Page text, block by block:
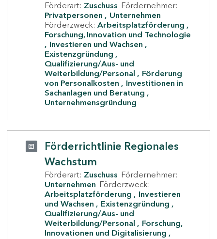
Förderart: Zuschuss Fördernehmer:
Privatpersonen
Unternehmen
Förderzweck: Arbeitsplatzförderung
Forschung, Innovation und Technologie
Investieren und Wachsen
Existenzgründung
Qualifizierung/Aus- und
Weiterbildung/Personal
Förderung
von Personalkosten
Investitionen in
Sachanlagen und Beratung
Unternehmensgründung
Förderrichtlinie Regionales
Wachstum
Förderart: Zuschuss Fördernehmer:
Unternehmen Förderzweck:
Arbeitsplatzförderung
Investieren
und Wachsen
Existenzgründung
Qualifizierung/Aus- und
Weiterbildung/Personal
Forschung,
Innovationen und Digitalisierung